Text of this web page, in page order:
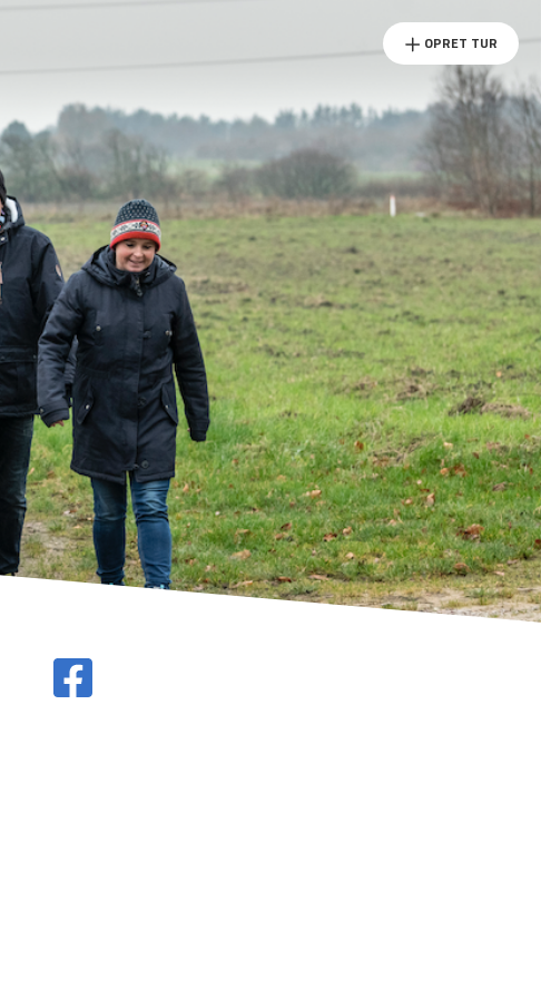
OPRET TUR